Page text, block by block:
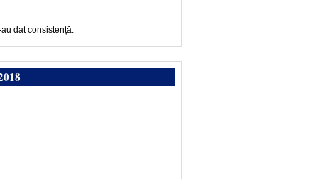
dat consistență.